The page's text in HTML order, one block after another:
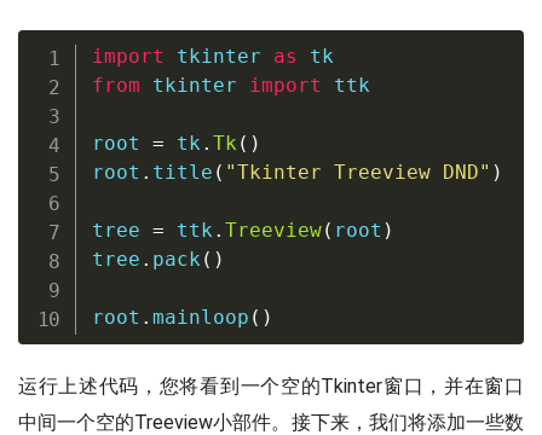
import tkinter as
from tkinter import ttk
root = tk . Tk ( )
root . title ( "Tkinter Treeview DND" )
tree = ttk . Treeview( root )
tree . pack ( )
root . mainloop ( )
运行上述代码，您将看到一个空的Tkinter窗口，并在窗口
中间一个空的Treeview小部件。接下来，我们将添加一些数